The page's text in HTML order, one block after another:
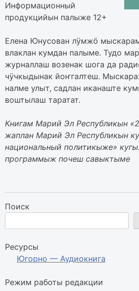
Информационный
продукцийын палыже 12+
Елена Юнусован лӱмжӧ
влаклан кумдан палыме. Тудо
журналлаш возенак шога да
чӱчкыдынак йоҥгалтеш.
налме улыт, садлан иканаште
воштылаш таратат.
Книгам Марий Эл Республикын
жаплан Марий Эл Республикын
национальный политикыже»
программыж почеш савыктыме
Поиск
Ресурсы
Югорно — Аудиокнига
Режим работы редакции